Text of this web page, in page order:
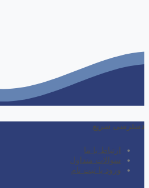
دسترسی سریع
ارتباط با ما
سوالات متداول
ورود یا ثبت نام